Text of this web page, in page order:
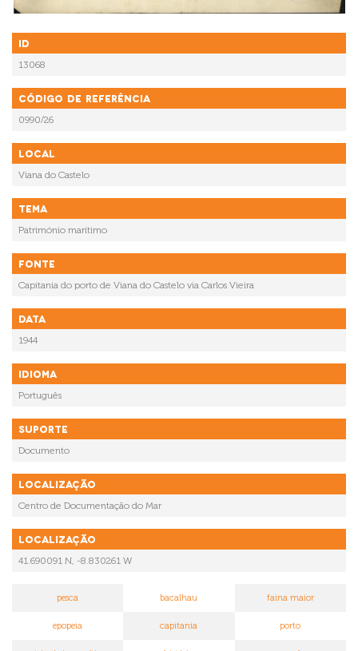
ID
13068
Código de referência
0990/26
Local
Viana do Castelo
Tema
Património marítimo
Fonte
Capitania do porto de Viana do Castelo via Carlos Vieira
Data
1944
Idioma
Português
Suporte
Documento
Localização
Centro de Documentação do Mar
Localização
41.690091 N, -8.830261 W
pesca bacalhau faina maior
epopeia capitania porto